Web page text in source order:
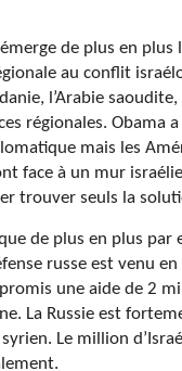
de plus en plus
au conflit
l’Arabie saoudite,
régionales. Obama
mais les
face à un mur
trouver seuls la
de plus en plus par
russe est venu en
une aide de 2
La Russie est
Le million